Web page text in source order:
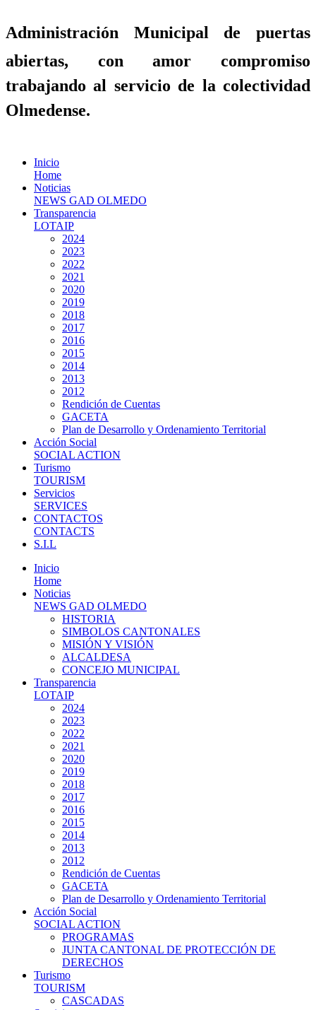
Administración Municipal de puertas
abiertas, con amor compromiso
trabajando al servicio de la colectividad
Olmedense.
Inicio
Home
Noticias
NEWS GAD OLMEDO
Transparencia
LOTAIP
2024
2023
2022
2021
2020
2019
2018
2017
2016
2015
2014
2013
2012
Rendición de Cuentas
GACETA
Plan de Desarrollo y Ordenamiento Territorial
Acción Social
SOCIAL ACTION
Turismo
TOURISM
Servicios
SERVICES
CONTACTOS
CONTACTS
S.I.L
Inicio
Home
Noticias
NEWS GAD OLMEDO
HISTORIA
SIMBOLOS CANTONALES
MISIÓN Y VISIÓN
ALCALDESA
CONCEJO MUNICIPAL
Transparencia
LOTAIP
2024
2023
2022
2021
2020
2019
2018
2017
2016
2015
2014
2013
2012
Rendición de Cuentas
GACETA
Plan de Desarrollo y Ordenamiento Territorial
Acción Social
SOCIAL ACTION
PROGRAMAS
JUNTA CANTONAL DE PROTECCIÓN DE
DERECHOS
Turismo
TOURISM
CASCADAS